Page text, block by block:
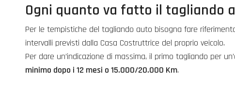
Ogni quanto va fatto il tagliando
Per le tempistiche del tagliando auto bisogna fare
intervalli previsti dalla Casa Costruttrice del proprio veicolo.
Per dare un’indicazione di massima, il primo tagliando per
minimo dopo i 12 mesi o 15.000/20.000 Km.